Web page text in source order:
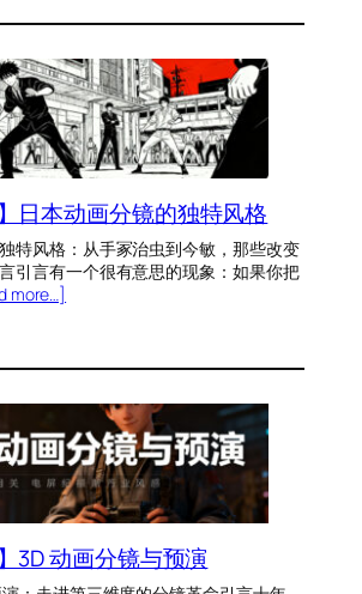
日本动画分镜的独特风格
特风格：从手冢治虫到今敏，那些改变
引言有一个很有意思的现象：如果你把
more…]
3D 动画分镜与预演